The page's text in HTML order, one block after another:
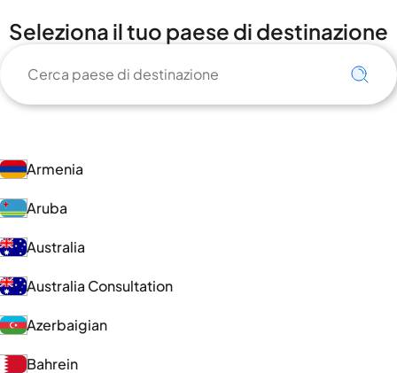
Seleziona il tuo paese di destinazione
Armenia
Aruba
Australia
Australia Consultation
Azerbaigian
Bahrein